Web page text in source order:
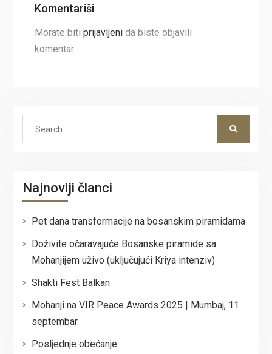
Komentariši
Morate biti prijavljenida biste objavili
komentar.
Najnoviji članci
Pet dana transformacije na bosanskim piramidama
Doživite očaravajuće Bosanske piramide sa
Mohanjijem uživo (uključujući Kriya intenziv)
Shakti Fest Balkan
Mohanji na VIR Peace Awards 2025 | Mumbaj, 11.
septembar
Posljednje obećanje